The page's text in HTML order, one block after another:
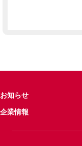
お知らせ
企業情報